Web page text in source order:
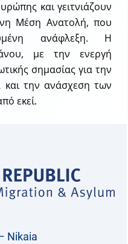
και γειτνιάζουν
Μέση Ανατολή, που
ανάφλεξη. Η
με την ενεργή
σημασίας για την
και την ανάσχεση των
εκεί.
Nikaia